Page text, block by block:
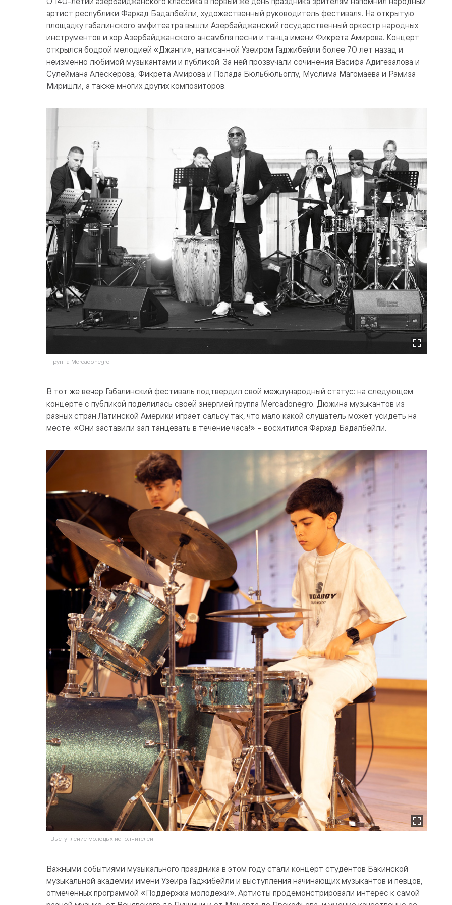
артист республики Фархад Бадалбейли, художественный руководитель фестиваля. На открытую
площадку габалинского амфитеатра вышли Азербайджанский государственный оркестр народных
инструментов и хор Азербайджанского ансамбля песни и танца имени Фикрета Амирова. Концерт
открылся бодрой мелодией «Джанги», написанной Узеиром Гаджибейли более 70 лет назад и
неизменно любимой музыкантами и публикой. За ней прозвучали сочинения Васифа Адигезалова и
Сулеймана Алескерова, Фикрета Амирова и Полада Бюльбюльоглу, Муслима Магомаева и Рамиза
Миришли, а также многих других композиторов.
Группа Mercadonegro
В тот же вечер Габалинский фестиваль подтвердил свой международный статус: на следующем
концерте с публикой поделилась своей энергией группа Mercadonegro. Дюжина музыкантов из
разных стран Латинской Америки играет сальсу так, что мало какой слушатель может усидеть на
месте. «Они заставили зал танцевать в течение часа!» – восхитился Фархад Бадалбейли.
Выступление молодых исполнителей
Важными событиями музыкального праздника в этом году стали концерт студентов Бакинской
музыкальной академии имени Узеира Гаджибейли и выступления начинающих музыкантов и певцов,
отмеченных программой «Поддержка молодежи». Артисты продемонстрировали интерес к самой